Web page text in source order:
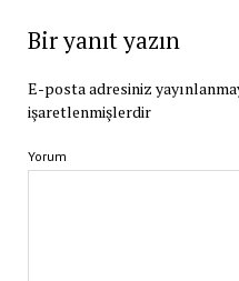
Bir yanıt yazın
E-posta adresiniz
işaretlenmişlerdir
Yorum